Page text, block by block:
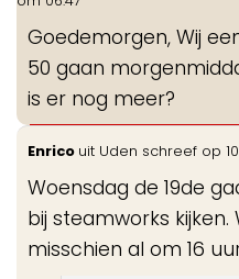
Goedemorgen, Wij
50 gaan
is er nog meer?
Enrico uit Uden schreef op
Woensdag de 19de
bij steamworks kijken.
misschien al om 16